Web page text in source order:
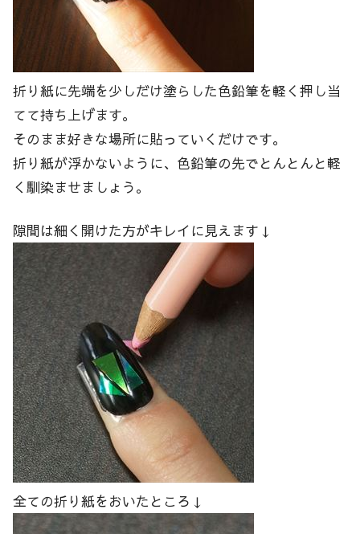
折り紙に先端を少しだけ塗らした色鉛筆を軽く押し当
てて持ち上げます。
そのまま好きな場所に貼っていくだけです。
折り紙が浮かないように、色鉛筆の先でとんとんと軽
く馴染ませましょう。
隙間は細く開けた方がキレイに見えます↓
全ての折り紙をおいたところ↓